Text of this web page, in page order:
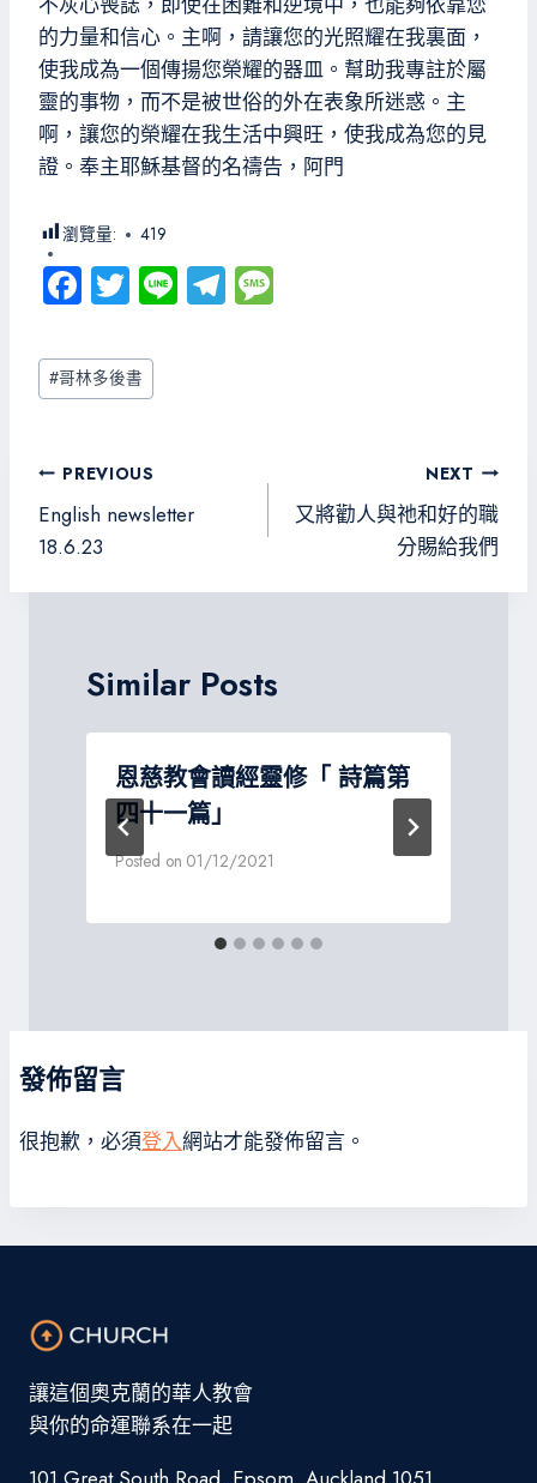
的力量和信心。主啊，請讓您的光照耀在我裏面，
使我成為一個傳揚您榮耀的器皿。幫助我專註於屬
靈的事物，而不是被世俗的外在表象所迷惑。主
啊，讓您的榮耀在我生活中興旺，使我成為您的見
證。奉主耶穌基督的名禱告，阿門
瀏覽量: 419
Fa
ce
b
o
T
wi
tt
er
Li
ne
Te
le
Post
Tags:
#哥林多後書
文
章
導
覽
PREVIOUS
English newsletter
18.6.23
NEXT
又將勸人與祂和好的職
分賜給我們
Similar Posts
恩慈教會讀經靈修「 詩篇第
四十一篇」
Posted on 01/12/2021
發佈留言
很抱歉，必須登入網站才能發佈留言。
讓這個奧克蘭的華人教會
與你的命運聯系在一起